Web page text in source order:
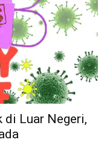
di Luar Negeri,